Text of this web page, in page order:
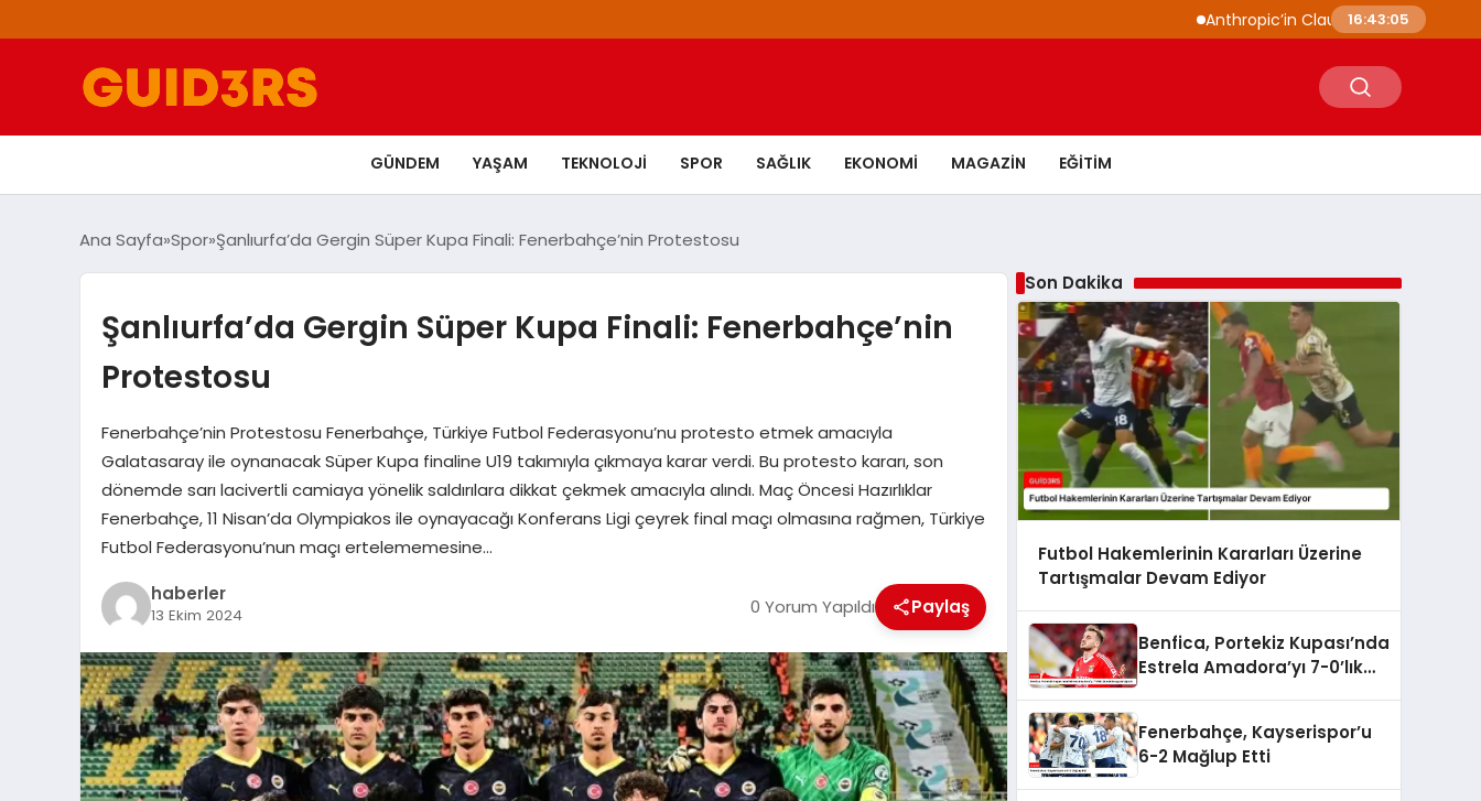
Anthropic’in Claude modelleri siber
16:43:06
GÜNDEM YAŞAM TEKNOLOJI SPOR SAĞLIK EKONOMI MAGAZIN EĞITIM
Ana Sayfa Spor Şanlıurfa’da Gergin Süper Kupa Finali: Fenerbahçe’nin Protestosu
Şanlıurfa’da Gergin Süper Kupa Finali: Fenerbahçe’nin
Protestosu
Fenerbahçe’nin Protestosu Fenerbahçe, Türkiye Futbol Federasyonu’nu protesto etmek amacıyla
Galatasaray ile oynanacak Süper Kupa finaline U19 takımıyla çıkmaya karar verdi. Bu protesto kararı, son
dönemde sarı lacivertli camiaya yönelik saldırılara dikkat çekmek amacıyla alındı. Maç Öncesi Hazırlıklar
Fenerbahçe, 11 Nisan’da Olympiakos ile oynayacağı Konferans Ligi çeyrek final maçı olmasına rağmen, Türkiye
Futbol Federasyonu’nun maçı ertelememesine…
haberler
13 Ekim 2024 0 Yorum Yapıldı Paylaş
Son Dakika
Futbol Hakemlerinin Kararları Üzerine
Tartışmalar Devam Ediyor
Benfica, Portekiz Kupası’nda
Estrela Amadora’yı 7-0’lık
Fenerbahçe, Kayserispor’u
6-2 Mağlup Etti